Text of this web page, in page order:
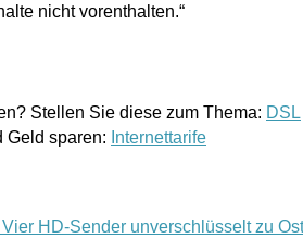
nicht vorenthalten.“
Stellen Sie diese zum Thema: DSL
Geld sparen: Internettarife
HD-Sender unverschlüsselt zu